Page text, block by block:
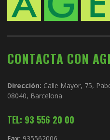
CONTACTA CON
Dirección: Calle Mayor, 75,
08040, Barcelona
TEL: 93 556 20 00